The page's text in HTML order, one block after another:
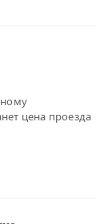
цена проезда